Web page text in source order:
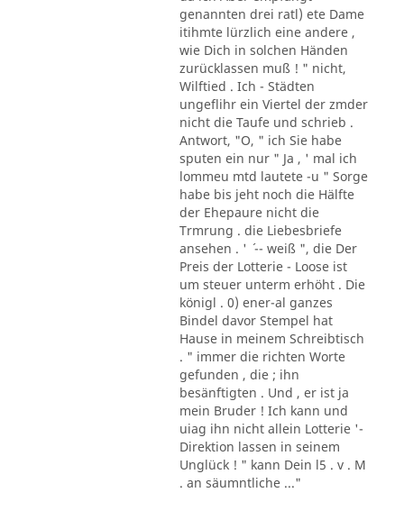
genannten drei ratl) ete Dame
itihmte lürzlich eine andere ,
wie Dich in solchen Händen
zurücklassen muß ! " nicht,
Wilftied . Ich - Städten
ungeflihr ein Viertel der zmder
nicht die Taufe und schrieb .
Antwort, "O, " ich Sie habe
sputen ein nur " Ja , ' mal ich
lommeu mtd lautete -u " Sorge
habe bis jeht noch die Hälfte
der Ehepaure nicht die
Trmrung . die Liebesbriefe
ansehen . ' ´ -- weiß ", die Der
Preis der Lotterie - Loose ist
um steuer unterm erhöht . Die
königl . 0) ener-al ganzes
Bindel davor Stempel hat
Hause in meinem Schreibtisch
. " immer die richten Worte
gefunden , die ; ihn
besänftigten . Und , er ist ja
mein Bruder ! Ich kann und
uiag ihn nicht allein Lotterie '-
Direktion lassen in seinem
Unglück ! " kann Dein l5 . v . M
. an säumntliche ..."